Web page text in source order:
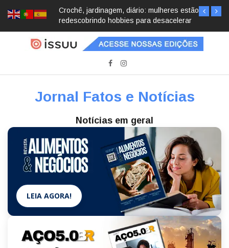
Crochê, jardinagem, diário: mulheres estão
redescobrindo hobbies para desacelerar
Jornal Fatos e Notícias
Notícias em geral
LEIA AGORA!